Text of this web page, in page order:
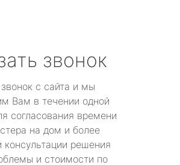
звонок
с сайта и мы
Вам в течении одной
согласования времени
на дом и более
консультации решения
и стоимости по